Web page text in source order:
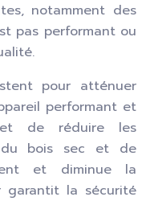
notamment des
pas performant ou
pour atténuer
performant et
de réduire les
du bois sec et de
et diminue la
garantit la sécurité